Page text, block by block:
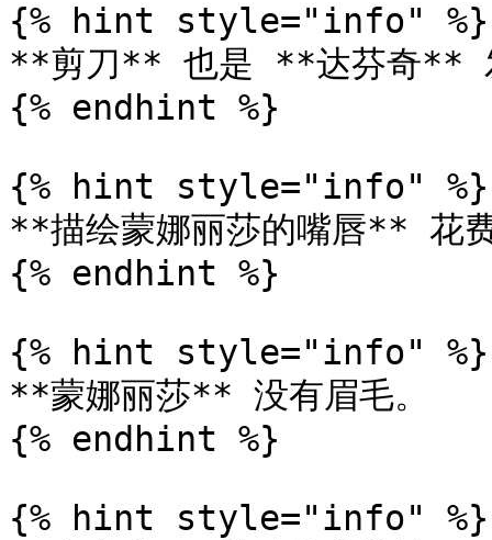
{% hint style="info" %}
**剪刀** 也是 **达芬奇**
{% endhint %}
{% hint style="info" %}
**描绘蒙娜丽莎的嘴唇**
{% endhint %}
{% hint style="info" %}
**蒙娜丽莎** 没有眉毛。
{% endhint %}
{% hint style="info" %}